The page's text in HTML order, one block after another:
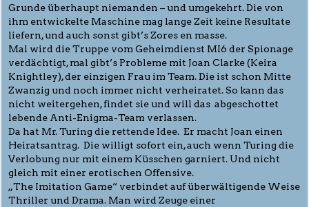
Grunde überhaupt niemanden – und umgekehrt. Die von
ihm entwickelte Maschine mag lange Zeit keine Resultate
liefern, und auch sonst gibt’s Zores en masse.
Mal wird die Truppe vom Geheimdienst MI6 der Spionage
verdächtigt, mal gibt’s Probleme mit Joan Clarke (Keira
Knightley), der einzigen Frau im Team. Die ist schon Mitte
Zwanzig und noch immer nicht verheiratet. So kann das
nicht weitergehen, findet sie und will das abgeschottet
lebende Anti-Enigma-Team verlassen.
Da hat Mr. Turing die rettende Idee. Er macht Joan einen
Heiratsantrag. Die willigt sofort ein, auch wenn Turing die
Verlobung nur mit einem Küsschen garniert. Und nicht
gleich mit einer erotischen Offensive.
„The Imitation Game“ verbindet auf überwältigende Weise
Thriller und Drama. Man wird Zeuge einer